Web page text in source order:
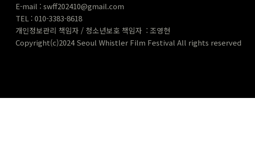
E-mail : swff202410@gmail.com
TEL : 010-3383-8618
개인정보관리 책임자 / 청소년보호 책임자 : 조영현
Copyright(c)2024 Seoul Whistler Film Festival All rights reserved